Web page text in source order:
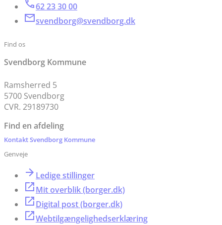
62 23 30 00
svendborg@svendborg.dk
Find os
Svendborg Kommune
Ramsherred 5
5700 Svendborg
CVR. 29189730
Find en afdeling
Kontakt Svendborg Kommune
Genveje
Ledige stillinger
Mit overblik (borger.dk)
Digital post (borger.dk)
Webtilgængelighedserklæring